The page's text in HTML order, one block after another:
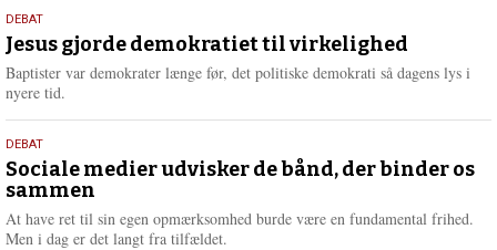
e
r
e
18.
maj
2026
DEBAT
Jesus gjorde demokratiet til virkelighed
Baptister var demokrater længe før, det politiske demokrati så dagens lys i
nyere tid.
18.
maj
2026
DEBAT
Sociale medier udvisker de bånd, der binder os
sammen
At have ret til sin egen opmærksomhed burde være en fundamental frihed.
Men i dag er det langt fra tilfældet.